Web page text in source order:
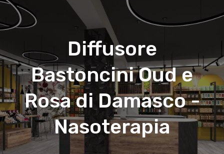
Diffusore
Bastoncini Oud e
Rosa di Damasco -
Nasoterapia